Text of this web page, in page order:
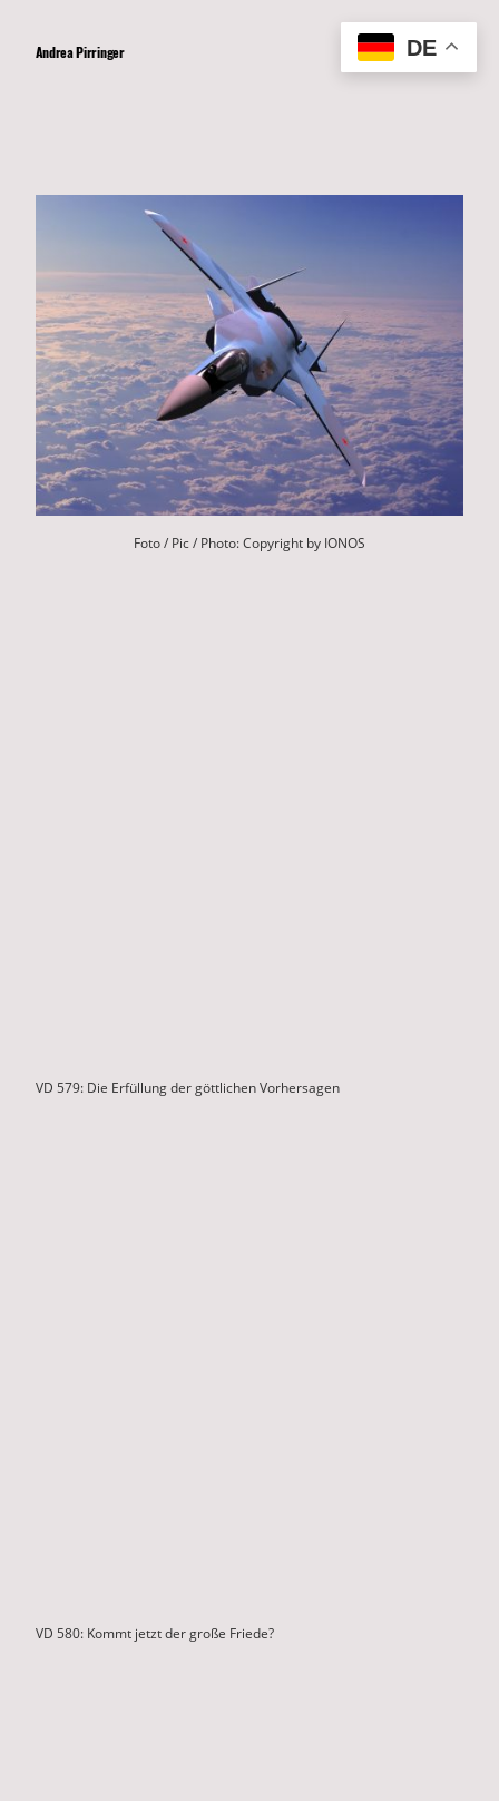
Andrea Pirringer
Foto / Pic / Photo: Copyright by IONOS
VD 579: Die Erfüllung der göttlichen Vorhersagen
VD 580: Kommt jetzt der große Friede?
DE